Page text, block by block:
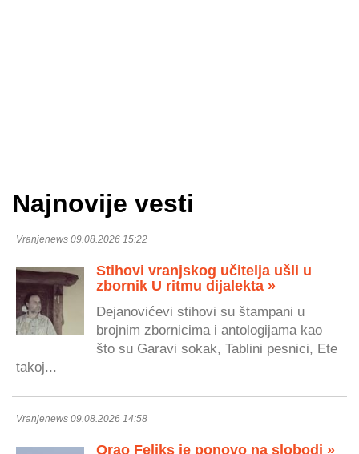
Najnovije vesti
Vranjenews 09.08.2026 15:22
Stihovi vranjskog učitelja ušli u
zbornik U ritmu dijalekta »
Dejanovićevi stihovi su štampani u
brojnim zbornicima i antologijama kao
što su Garavi sokak, Tablini pesnici, Ete
takoj...
Vranjenews 09.08.2026 14:58
Orao Feliks je ponovo na slobodi »